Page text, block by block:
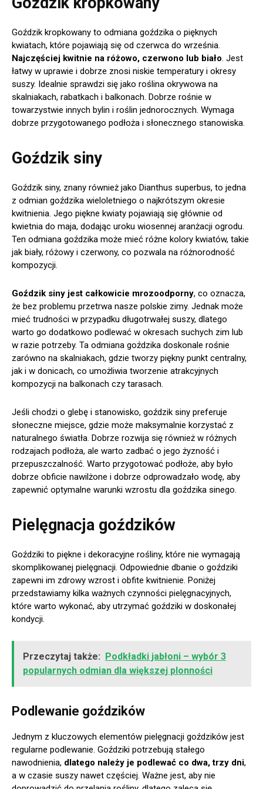
Goździk kropkowany to odmiana goździka o pięknych
kwiatach, które pojawiają się od czerwca do września.
Najczęściej kwitnie na różowo, czerwono lub biało. Jest
łatwy w uprawie i dobrze znosi niskie temperatury i okresy
suszy. Idealnie sprawdzi się jako roślina okrywowa na
skalniakach, rabatkach i balkonach. Dobrze rośnie w
towarzystwie innych bylin i roślin jednorocznych. Wymaga
dobrze przygotowanego podłoża i słonecznego stanowiska.
Goździk siny
Goździk siny, znany również jako Dianthus superbus, to jedna
z odmian goździka wieloletniego o najkrótszym okresie
kwitnienia. Jego piękne kwiaty pojawiają się głównie od
kwietnia do maja, dodając uroku wiosennej aranżacji ogrodu.
Ten odmiana goździka może mieć różne kolory kwiatów, takie
jak biały, różowy i czerwony, co pozwala na różnorodność
kompozycji.
Goździk siny jest całkowicie mrozoodporny, co oznacza,
że bez problemu przetrwa nasze polskie zimy. Jednak może
mieć trudności w przypadku długotrwałej suszy, dlatego
warto go dodatkowo podlewać w okresach suchych zim lub
w razie potrzeby. Ta odmiana goździka doskonale rośnie
zarówno na skalniakach, gdzie tworzy piękny punkt centralny,
jak i w donicach, co umożliwia tworzenie atrakcyjnych
kompozycji na balkonach czy tarasach.
Jeśli chodzi o glebę i stanowisko, goździk siny preferuje
słoneczne miejsce, gdzie może maksymalnie korzystać z
naturalnego światła. Dobrze rozwija się również w różnych
rodzajach podłoża, ale warto zadbać o jego żyzność i
przepuszczalność. Warto przygotować podłoże, aby było
dobrze obficie nawilżone i dobrze odprowadzało wodę, aby
zapewnić optymalne warunki wzrostu dla goździka sinego.
Pielęgnacja goździków
Goździki to piękne i dekoracyjne rośliny, które nie wymagają
skomplikowanej pielęgnacji. Odpowiednie dbanie o goździki
zapewni im zdrowy wzrost i obfite kwitnienie. Poniżej
przedstawiamy kilka ważnych czynności pielęgnacyjnych,
które warto wykonać, aby utrzymać goździki w doskonałej
kondycji.
Przeczytaj także: Podkładki jabłoni – wybór 3
popularnych odmian dla większej plonności
Podlewanie goździków
Jednym z kluczowych elementów pielęgnacji goździków jest
regularne podlewanie. Goździki potrzebują stałego
nawodnienia, dlatego należy je podlewać co dwa, trzy dni,
a w czasie suszy nawet częściej. Ważne jest, aby nie